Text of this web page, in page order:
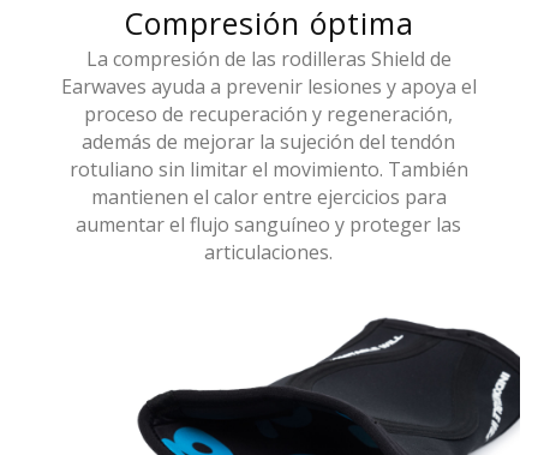
Compresión óptima
La compresión de las rodilleras Shield de
Earwaves ayuda a prevenir lesiones y apoya el
proceso de recuperación y regeneración,
además de mejorar la sujeción del tendón
rotuliano sin limitar el movimiento. También
mantienen el calor entre ejercicios para
aumentar el flujo sanguíneo y proteger las
articulaciones.